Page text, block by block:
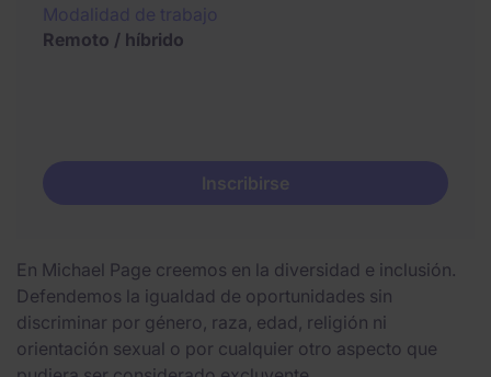
Remoto / híbrido
Inscribirse
En Michael Page creemos en la diversidad e inclusión.
Defendemos la igualdad de oportunidades sin
discriminar por género, raza, edad, religión ni
orientación sexual o por cualquier otro aspecto que